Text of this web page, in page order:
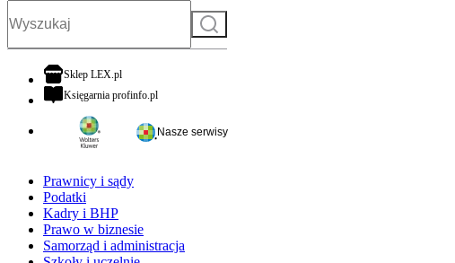
Szukaj
Sklep LEX.plotwiera się w nowej karcie
Księgarnia profinfo.plotwiera się w nowej karcie
Nasze serwisy
Prawnicy i sądy
Podatki
Kadry i BHP
Prawo w biznesie
Samorząd i administracja